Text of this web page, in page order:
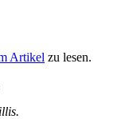
Artikel zu lesen.